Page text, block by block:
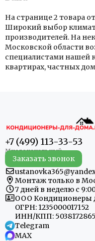
На странице 2 товара
Широкий выбор
производителей. На
Московской области
специалистами нашей
квартирах, частных
+7 (499) 113-33-53
Заказать звонок
Монтаж только в
7 дней в неделю с
ООО Кондиционеры
ОГРН: 1235000017152
ИНН/КПП: 5038172865
Telegram
MAX